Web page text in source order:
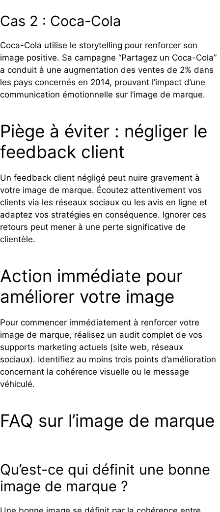
Cas 2 : Coca-Cola
Coca-Cola utilise le storytelling pour renforcer son
image positive. Sa campagne “Partagez un Coca-Cola”
a conduit à une augmentation des ventes de 2% dans
les pays concernés en 2014, prouvant l’impact d’une
communication émotionnelle sur l’image de marque.
Piège à éviter : négliger le
feedback client
Un feedback client négligé peut nuire gravement à
votre image de marque. Écoutez attentivement vos
clients via les réseaux sociaux ou les avis en ligne et
adaptez vos stratégies en conséquence. Ignorer ces
retours peut mener à une perte significative de
clientèle.
Action immédiate pour
améliorer votre image
Pour commencer immédiatement à renforcer votre
image de marque, réalisez un audit complet de vos
supports marketing actuels (site web, réseaux
sociaux). Identifiez au moins trois points d’amélioration
concernant la cohérence visuelle ou le message
véhiculé.
FAQ sur l’image de marque
Qu’est-ce qui définit une bonne
image de marque ?